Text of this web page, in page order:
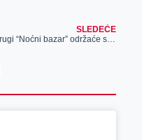
SLEDEĆE
Drugi “Noćni bazar” održaće se sutra od 17 časova, na Maloj pijaci u Zrenjaninu – organizatori najavljuju brojne izlagače i zabavni program